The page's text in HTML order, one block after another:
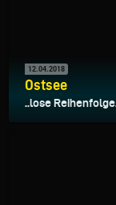
12.04.2018
Ostsee
..lose